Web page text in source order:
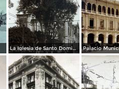
La Iglesia de Santo Domingo.